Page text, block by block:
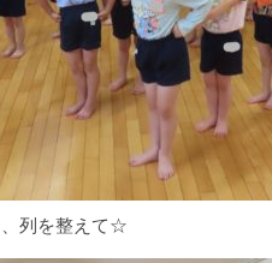
列を整えて☆